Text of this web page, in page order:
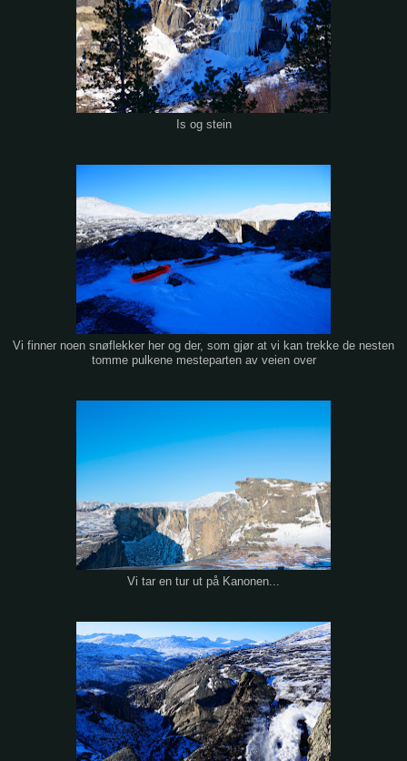
Is og stein
Vi finner noen snøflekker her og der, som gjør at vi kan trekke de nesten
tomme pulkene mesteparten av veien over
Vi tar en tur ut på Kanonen...